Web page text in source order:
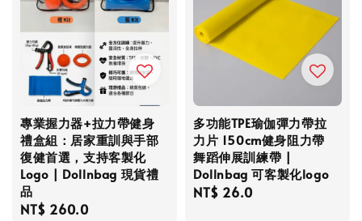
專業握力器+拉力帶健身
禮盒組：居家重訓與手部
復健首選，支持客製化
Logo | Dollnbag 現貨禮
品
Regular
NT$ 260.0
多功能TPE瑜伽彈力帶拉
力片 150cm健身阻力帶
舞蹈伸展訓練帶 |
Dollnbag 可客製化logo
Regular
NT$ 26.0